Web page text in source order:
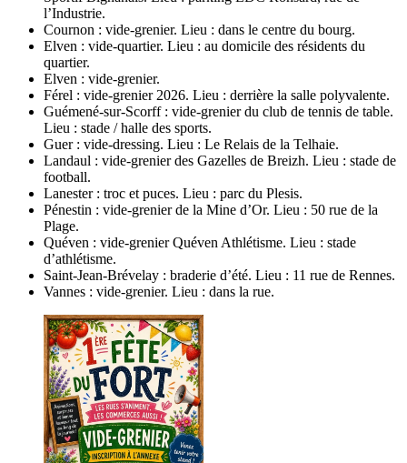
l’Industrie.
Cournon : vide-grenier. Lieu : dans le centre du bourg.
Elven : vide-quartier. Lieu : au domicile des résidents du
quartier.
Elven : vide-grenier.
Férel : vide-grenier 2026. Lieu : derrière la salle polyvalente.
Guémené-sur-Scorff : vide-grenier du club de tennis de table.
Lieu : stade / halle des sports.
Guer : vide-dressing. Lieu : Le Relais de la Telhaie.
Landaul : vide-grenier des Gazelles de Breizh. Lieu : stade de
football.
Lanester : troc et puces. Lieu : parc du Plesis.
Pénestin : vide-grenier de la Mine d’Or. Lieu : 50 rue de la
Plage.
Quéven : vide-grenier Quéven Athlétisme. Lieu : stade
d’athlétisme.
Saint-Jean-Brévelay : braderie d’été. Lieu : 11 rue de Rennes.
Vannes : vide-grenier. Lieu : dans la rue.